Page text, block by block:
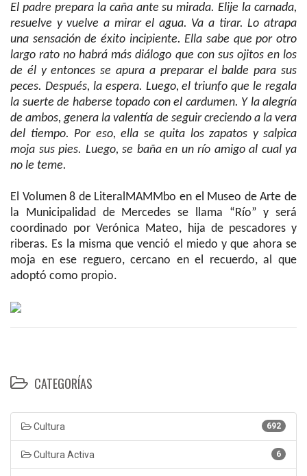
El padre prepara la caña ante su mirada. Elije la carnada,
resuelve y vuelve a mirar el agua. Va a tirar. Lo atrapa
una sensación de éxito incipiente. Ella sabe que por otro
largo rato no habrá más diálogo que con sus ojitos en los
de él y entonces se apura a preparar el balde para sus
peces. Después, la espera. Luego, el triunfo que le regala
la suerte de haberse topado con el cardumen. Y la alegría
de ambos, genera la valentía de seguir creciendo a la vera
del tiempo. Por eso, ella se quita los zapatos y salpica
moja sus pies. Luego, se baña en un río amigo al cual ya
no le teme.
El Volumen 8 de LiteralMAMMbo en el Museo de Arte de
la Municipalidad de Mercedes se llama “Río” y será
coordinado por Verónica Mateo, hija de pescadores y
riberas. Es la misma que venció el miedo y que ahora se
moja en ese reguero, cercano en el recuerdo, al que
adoptó como propio.
CATEGORÍAS
692
Cultura
6
Cultura Activa